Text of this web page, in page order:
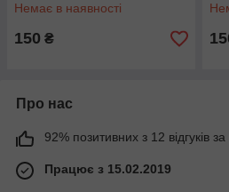
Немає в наявності
150 ₴
Про нас
92% позитивних з 12 відгуків за
Працює з 15.02.2019